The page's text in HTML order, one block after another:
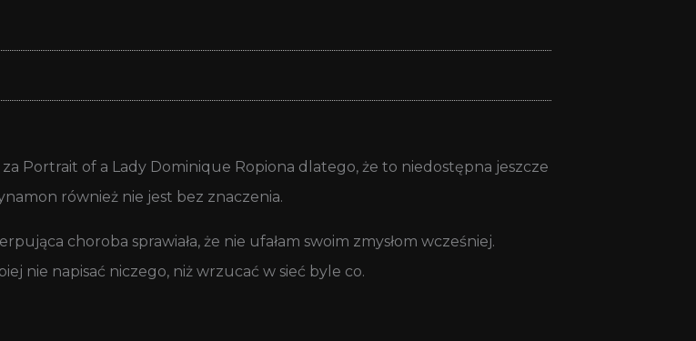
Portrait of a Lady Dominique Ropiona dlatego, że to niedostępna jeszcze
również nie jest bez znaczenia.
choroba sprawiała, że nie ufałam swoim zmysłom wcześniej.
nie napisać niczego, niż wrzucać w sieć byle co.